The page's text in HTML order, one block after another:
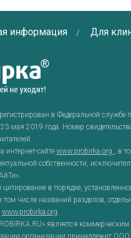
информация Для
в Федеральной
мая 2019 года. Номер
сайте www.probirka.org , в
собственности,
в порядке,
том числе названий разделов,
www.probirka.org.
является
организации принадлежит ООО